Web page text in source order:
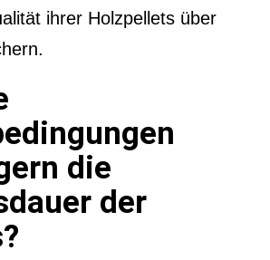
ihrer Holzpellets über
die
der